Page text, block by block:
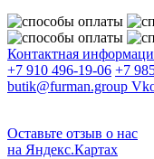
Контактная
+7 910 496-19-06 +7
butik@furman.group
Оставьте отзыв о нас
на Яндекс.Картах